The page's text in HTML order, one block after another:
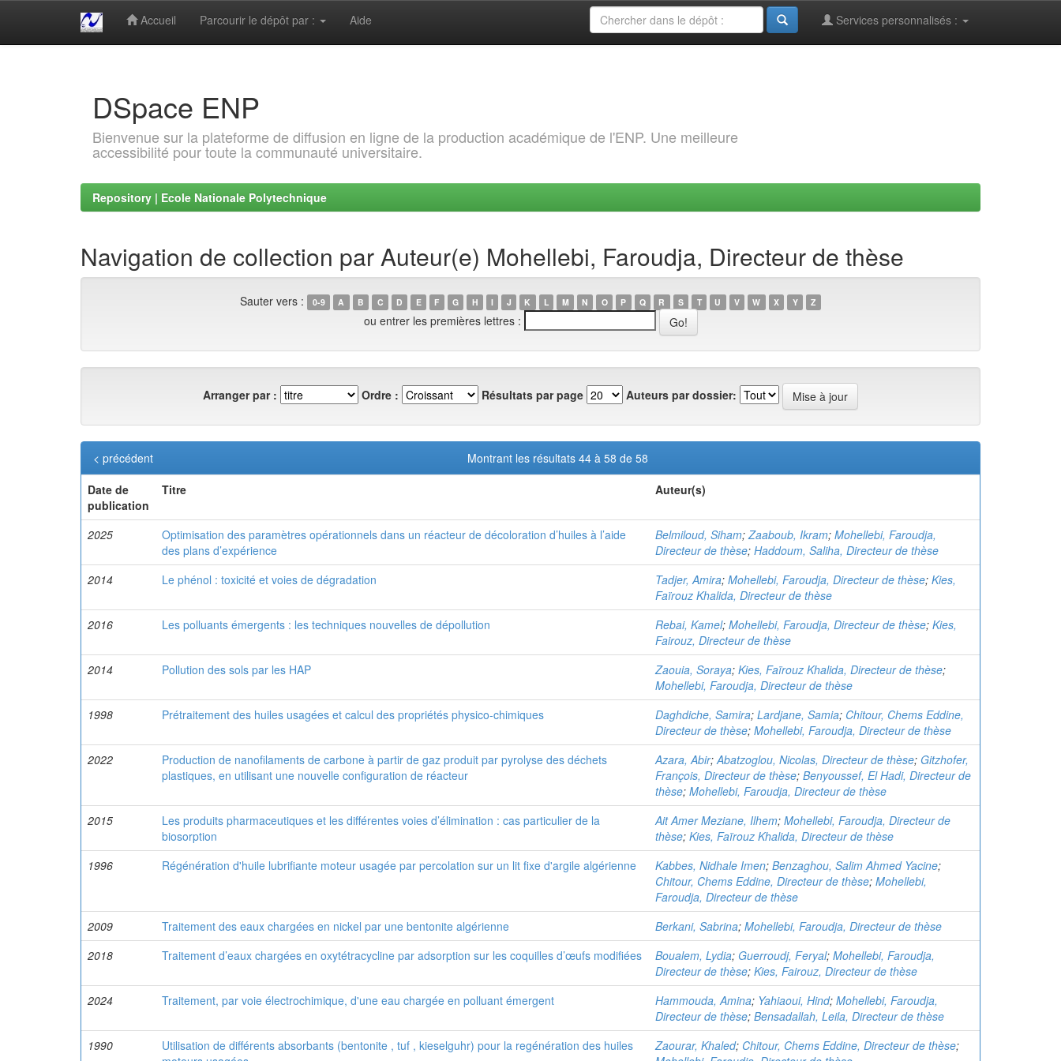
Accueil Parcourir le dépôt par : Aide Services personnalisés :
DSpace ENP
Bienvenue sur la plateforme de diffusion en ligne de la production académique de l'ENP. Une meilleure
accessibilité pour toute la communauté universitaire.
Repository | Ecole Nationale Polytechnique
Navigation de collection par Auteur(e) Mohellebi, Faroudja, Directeur de thèse
Sauter vers : 0-9 A B C D E F G H I J K L M N O P Q R S T U V W X Y Z
ou entrer les premières lettres :
Arranger par : Ordre : Résultats par page Auteurs par dossier:
Montrant les résultats 44 à 58 de 58
< précédent
Date de
publication
Titre Auteur(s)
2025
Optimisation des paramètres opérationnels dans un réacteur de décoloration d’huiles à l’aide
des plans d’expérience
Belmiloud, Siham;Zaaboub, Ikram; Mohellebi, Faroudja,
Directeur de thèse; Haddoum, Saliha, Directeur de thèse
2014
Le phénol : toxicité et voies de dégradation Tadjer, Amira; Mohellebi, Faroudja, Directeur de thèse; Kies,
Faïrouz Khalida, Directeur de thèse
2016
Les polluants émergents : les techniques nouvelles de dépollution Rebai, Kamel; Mohellebi, Faroudja, Directeur de thèse; Kies,
Fairouz, Directeur de thèse
2014
Pollution des sols par les HAP Zaouia, Soraya; Kies, Faïrouz Khalida, Directeur de thèse;
Mohellebi, Faroudja, Directeur de thèse
1998
Prétraitement des huiles usagées et calcul des propriétés physico-chimiques Daghdiche, Samira; Lardjane, Samia; Chitour, Chems Eddine,
Directeur de thèse; Mohellebi, Faroudja, Directeur de thèse
2022
Production de nanofilaments de carbone à partir de gaz produit par pyrolyse des déchets
plastiques, en utilisant une nouvelle configuration de réacteur
Azara, Abir;Abatzoglou, Nicolas, Directeur de thèse; Gitzhofer,
François, Directeur de thèse; Benyoussef, El Hadi, Directeur de
thèse; Mohellebi, Faroudja, Directeur de thèse
2015
Les produits pharmaceutiques et les différentes voies d’élimination : cas particulier de la
biosorption
Ait Amer Meziane, Ilhem; Mohellebi, Faroudja, Directeur de
thèse; Kies, Faïrouz Khalida, Directeur de thèse
1996
Régénération d'huile lubrifiante moteur usagée par percolation sur un lit fixe d'argile algérienne Kabbes, Nidhale Imen; Benzaghou, Salim Ahmed Yacine;
Chitour, Chems Eddine, Directeur de thèse; Mohellebi,
Faroudja, Directeur de thèse
2009
Traitement des eaux chargées en nickel par une bentonite algérienne Berkani, Sabrina; Mohellebi, Faroudja, Directeur de thèse
2018
Traitement d’eaux chargées en oxytétracycline par adsorption sur les coquilles d’œufs modifiées Boualem, Lydia; Guerroudj, Feryal; Mohellebi, Faroudja,
Directeur de thèse; Kies, Fairouz, Directeur de thèse
2024
Traitement, par voie électrochimique, d'une eau chargée en polluant émergent Hammouda, Amina; Yahiaoui, Hind; Mohellebi, Faroudja,
Directeur de thèse; Bensadallah, Leila, Directeur de thèse
1990
Utilisation de différents absorbants (bentonite , tuf , kieselguhr) pour la regénération des huiles
Zaourar, Khaled; Chitour, Chems Eddine, Directeur de thèse;